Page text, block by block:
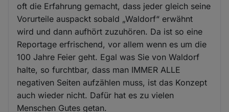
oft die Erfahrung gemacht, dass jeder gleich seine
Vorurteile auspackt sobald „Waldorf“ erwähnt
wird und dann aufhört zuzuhören. Da ist so eine
Reportage erfrischend, vor allem wenn es um die
100 Jahre Feier geht. Egal was Sie von Waldorf
halte, so furchtbar, dass man IMMER ALLE
negativen Seiten aufzählen muss, ist das Konzept
auch wieder nicht. Dafür hat es zu vielen
Menschen Gutes getan.